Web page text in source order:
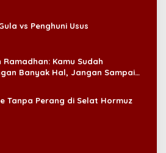
vs Penghuni Usus
Ramadhan: Kamu Sudah
Banyak Hal, Jangan Sampai
Tanpa Perang di Selat Hormuz